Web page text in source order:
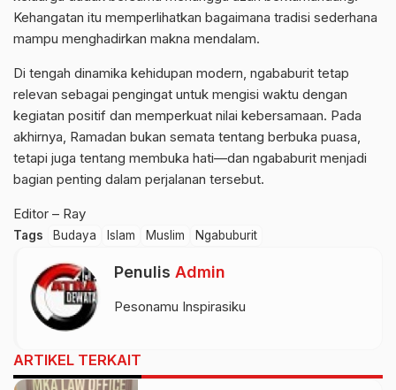
Kehangatan itu memperlihatkan bagaimana tradisi sederhana
mampu menghadirkan makna mendalam.
Di tengah dinamika kehidupan modern, ngababurit tetap
relevan sebagai pengingat untuk mengisi waktu dengan
kegiatan positif dan memperkuat nilai kebersamaan. Pada
akhirnya, Ramadan bukan semata tentang berbuka puasa,
tetapi juga tentang membuka hati—dan ngababurit menjadi
bagian penting dalam perjalanan tersebut.
Editor – Ray
Tags Budaya Islam Muslim Ngabuburit
Penulis Admin
Pesonamu Inspirasiku
ARTIKEL TERKAIT